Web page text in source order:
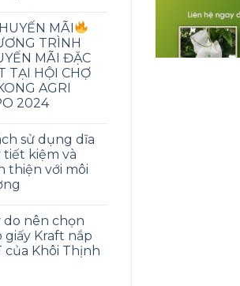
MÃI
TRÌNH
MÃI ĐẶC
TẠI HỘI CHỢ
AGRI
2024
sử dụng dĩa
tiết kiệm và
thiện với môi
do nên chọn
giấy Kraft nắp
của Khôi Thịnh